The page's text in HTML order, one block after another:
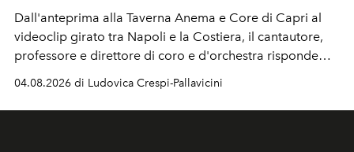
Dall'anteprima alla Taverna Anema e Core di Capri al
videoclip girato tra Napoli e la Costiera, il cantautore,
professore e direttore di coro e d'orchestra risponde
04.08.2026 di Ludovica Crespi-Pallavicini